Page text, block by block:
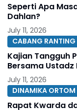
Seperti Apa
Dahlan?
July 11, 2026
CABANG RANTING
Kajian Tangguh
Bersama Ustadz
July 11, 2026
DINAMIKA ORTOM
Rapat Kwarda